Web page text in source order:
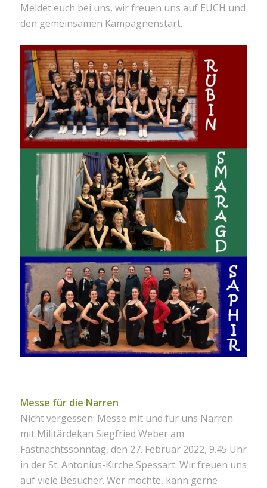
Meldet euch bei uns, wir freuen uns auf EUCH und
den gemeinsamen Kampagnenstart.
Messe für die Narren
Nicht vergessen: Messe mit und für uns Narren
mit Militärdekan Siegfried Weber am
Fastnachtssonntag, den 27. Februar 2022, 9.45 Uhr
in der St. Antonius-Kirche Spessart. Wir freuen uns
auf viele Besucher. Wer möchte, kann gerne